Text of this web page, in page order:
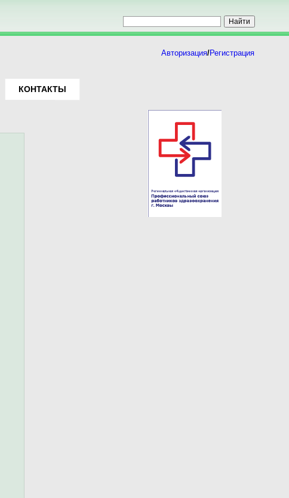
Авторизация/Регистрация
КОНТАКТЫ